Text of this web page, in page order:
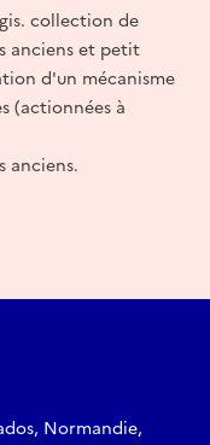
collection de
anciens et petit
d'un mécanisme
(actionnées à
anciens.
Normandie,